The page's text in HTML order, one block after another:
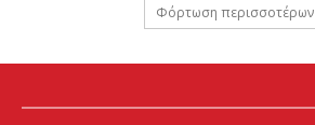
Φόρτωση περισσοτέρων